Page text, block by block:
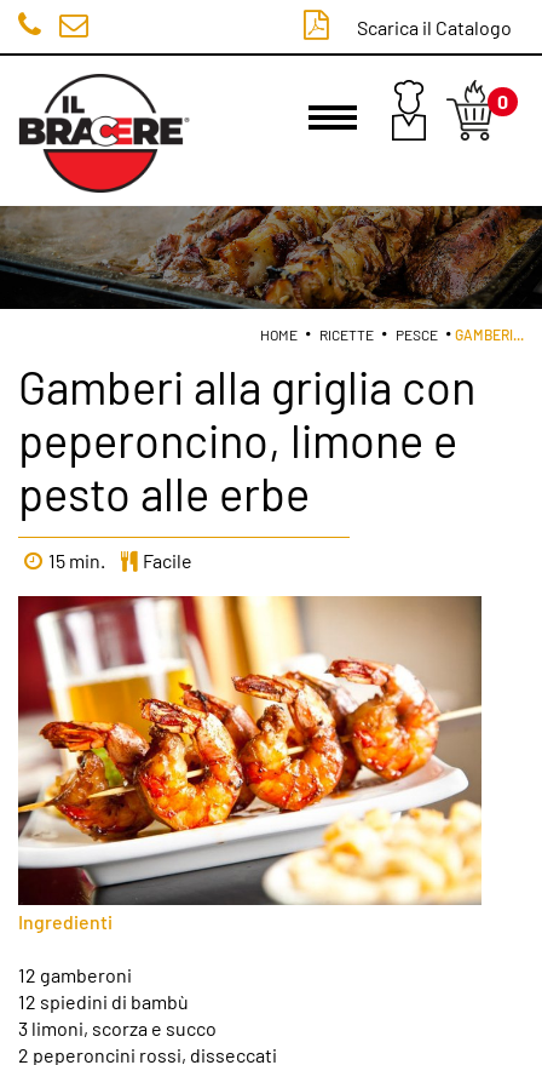
Scarica il Catalogo
0
LOGIN
HOME RICETTE PESCE GAMBERI...
Gamberi alla griglia con
peperoncino, limone e
pesto alle erbe
15 min. Facile
Ingredienti
12 gamberoni
12 spiedini di bambù
3 limoni, scorza e succo
2 peperoncini rossi, disseccati